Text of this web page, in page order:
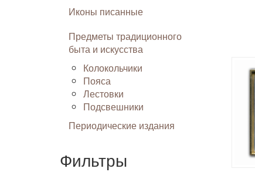
Иконы писанные
Предметы традиционного
быта и искусства
Колокольчики
Пояса
Лестовки
Подсвешники
Периодические издания
Фильтры